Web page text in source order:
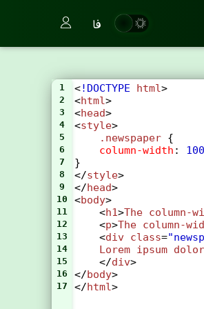
فا
1 <!DOCTYPE html>
2 <html>
3 <head>
4 <style>
5 .newspaper {
6 column-width :
7 }
8 </style>
9 </head>
10 <body>
11
    <
h1>The column-
12
    <
p>The column-
13
    <
div class=
14 Lorem ipsum dolor
15
    </
div>
16 </body>
17 </html>